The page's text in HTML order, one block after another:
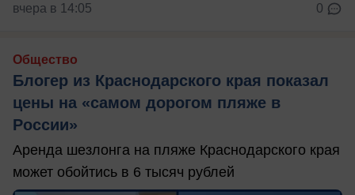
вчера в 14:05 0
Общество
Блогер из Краснодарского края показал
цены на «самом дорогом пляже в
России»
Аренда шезлонга на пляже Краснодарского края
может обойтись в 6 тысяч рублей